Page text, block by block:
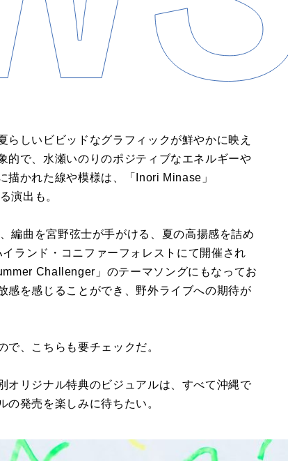
しいビビッドなグラフィックが鮮やかに映え
的で、水瀬いのりのポジティブなエネルギーや
描かれた線や模様は、「
Inori Minase 」
演出も。
編曲を宮野弦士が手がける、夏の高揚感を詰め
ランド・コニファーフォレストにて開催され
Challenger 」のテーマソングにもなってお
感を感じることができ、野外ライブへの期待が
、こちらも要チェックだ。
オリジナル特典のビジュアルは、すべて沖縄で
発売を楽しみに待ちたい。